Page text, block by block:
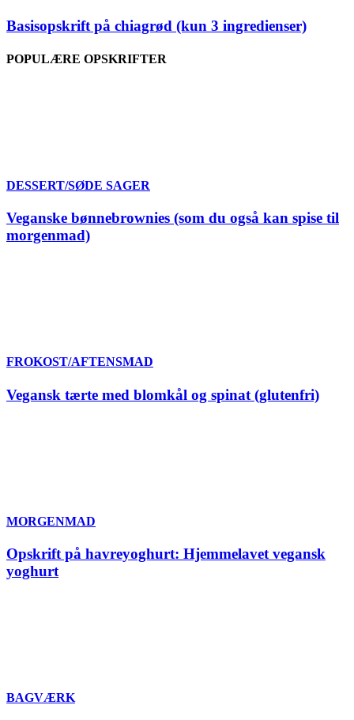
Basisopskrift på chiagrød (kun 3 ingredienser)
POPULÆRE OPSKRIFTER
DESSERT/SØDE SAGER
Veganske bønnebrownies (som du også kan spise til
morgenmad)
FROKOST/AFTENSMAD
Vegansk tærte med blomkål og spinat (glutenfri)
MORGENMAD
Opskrift på havreyoghurt: Hjemmelavet vegansk
yoghurt
BAGVÆRK